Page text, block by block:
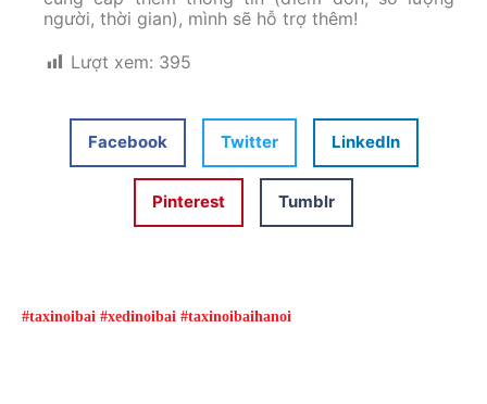
người, thời gian), mình sẽ hỗ trợ thêm!
Lượt xem: 395
Facebook Twitter LinkedIn
Pinterest Tumblr
#taxinoibai #xedinoibai #taxinoibaihanoi